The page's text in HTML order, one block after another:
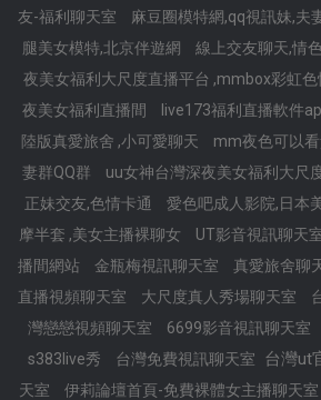
友-福利聊天室
麻豆圈模特網,qq視訊妹,夫
腿美女模特,北京伴遊網
線上交友聊天,情
夜美女福利大尺度直播平台 ,mmbox彩虹色
夜美女福利直播間
live173福利直播軟件
陸版真愛旅舍 ,小可愛聊天
mm夜色可以
妻群QQ群
uu女神台灣深夜美女福利大尺
正妹交友,色情卡通
愛色吧成人影院,日本
摩半套 ,美女主播裸聊女
UT影音視訊聊天
播間網站
金瓶梅視訊聊天室 真愛旅舍聊
直播視頻聊天室
大尺度真人秀場聊天室
灣戀戀視頻聊天室
6699影音視訊聊天室
s383live秀
台灣免費視訊聊天室 台灣ut
天室
伊莉論壇首頁-免費裸體女主播聊天室